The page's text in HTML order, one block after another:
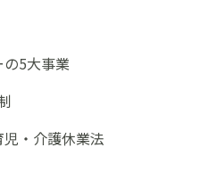
5大事業
・介護休業法